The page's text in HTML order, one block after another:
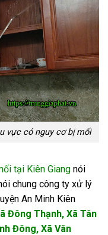
vực có nguy cơ bị mối
tại Kiên Giang nói
chung công ty xử lý
An Minh Kiên
Đông Thạnh, Xã Tân
Đông, Xã Vân